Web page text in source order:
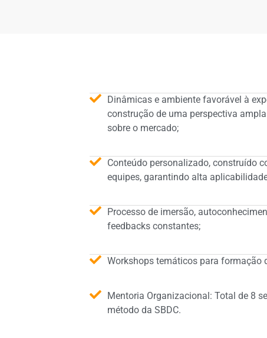
Dinâmicas e ambiente favorável à
construção de uma perspectiva
sobre o mercado;
Conteúdo personalizado, construído
equipes, garantindo alta
Processo de imersão,
feedbacks constantes;
Workshops temáticos para formação
Mentoria Organizacional: Total de 8
método da SBDC.